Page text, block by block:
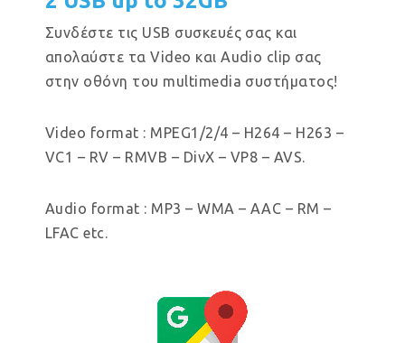
Συνδέστε τις USB συσκευές σας και
απολαύστε τα Video και Audio clip σας
στην οθόνη του multimedia συστήματος!
Video format : MPEG1/2/4 – H264 – H263 –
VC1 – RV – RMVB – DivX – VP8 – AVS.
Audio format : MP3 – WMA – AAC – RM –
LFAC etc.